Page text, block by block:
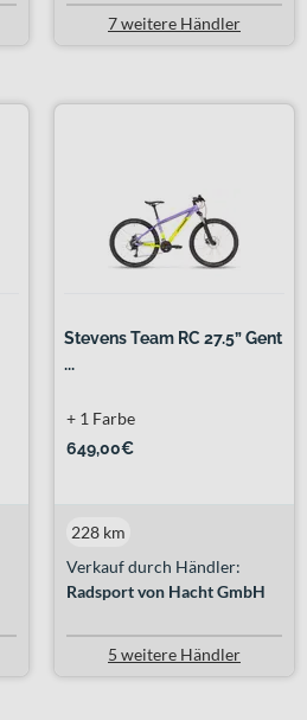
7 weitere Händler
Stevens Team RC 27.5” Gent
...
649,00€
+ 1 Farbe
Verkauf durch Händler:
Radsport von Hacht GmbH
228 km
5 weitere Händler